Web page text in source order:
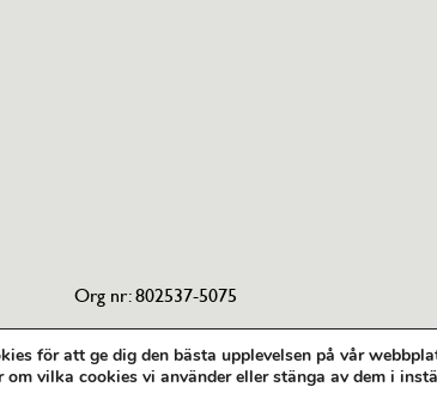
Org nr: 802537-5075
för att ge dig den bästa upplevelsen på vår
om vilka cookies vi använder eller stänga av dem i